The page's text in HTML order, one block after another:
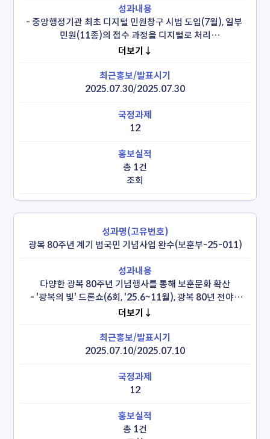
- 중앙행정기관 최초 디지털 민원창구 시범 도입(7월), 일부
민원(11종)의 접수 과정을 디지털로 처리
* 방문인원 3,395건 중 2,110건(62%)를 디지털 창구로
** 서비스 이용 민원인 설문조사 결과 98%가 만족
더보기↓
2025.07.30/2025.07.30
12
총 1건
조회
광복 80주년 계기 범국민 기념사업 완수(보훈부-25-011)
다양한 광복 80주년 기념행사를 통해 보훈문화 확산
- '광복의 빛' 드론쇼(6회, '25.6~11월), 광복 80년 전야제
('25.8.14.), 광화문 외벽 미디어 파사드('25.8.15.~23.)
초등학생 광복80년 기념키트 보급 등 나라사랑정신 함양
국외 거주 독립유공자 후손 초청('25.8.10.~16.) 등
더보기↓
2025.07.10/2025.07.10
12
총 1건